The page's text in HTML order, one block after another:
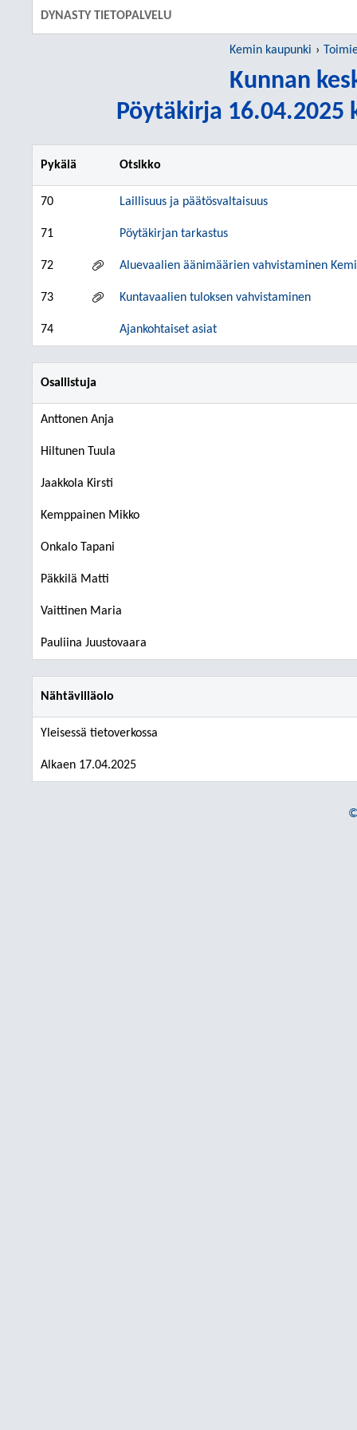
DYNASTY TIETOPALVELU
Kemin kaupunki
Kunnan
Pöytäkirja 16.04.2025
Pykälä Otsikko
70 Laillisuus ja päätösvaltaisuus
71 Pöytäkirjan tarkastus
72 Aluevaalien äänimäärien vahvistaminen
73 Kuntavaalien tuloksen vahvistaminen
74 Ajankohtaiset asiat
Osallistuja
Anttonen Anja
Hiltunen Tuula
Jaakkola Kirsti
Kemppainen Mikko
Onkalo Tapani
Päkkilä Matti
Vaittinen Maria
Pauliina Juustovaara
Nähtävilläolo
Yleisessä tietoverkossa
Alkaen 17.04.2025